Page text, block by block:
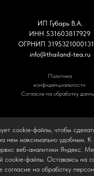
ИП Губарь В.А.
ИНН 531603817929
ОГРНИП
info@thailand-tea.ru
Политика
конфиденциальности
Согласие на обработку
О НАС ДОСТАВКА И
© 2025 HUBAR TEA
cookie-файлы, чтобы
нем максимально удобным. К
веб-аналитики Яндекс.
cookie-файлы. Оставаясь на
согласие на обработку